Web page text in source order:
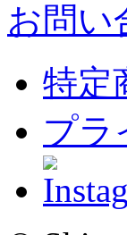
お問い
特定
プラ